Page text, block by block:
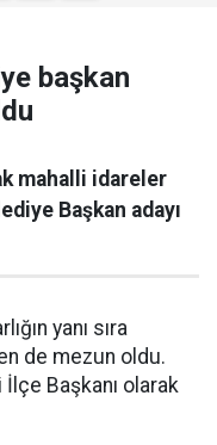
başkan
mahalli idareler
Başkan adayı
yanı sıra
de mezun oldu.
Başkanı olarak